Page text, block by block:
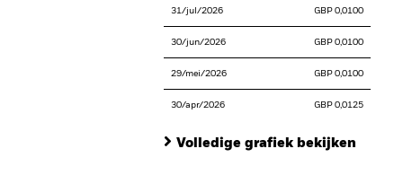
31/jul/2026 GBP 0,0100
30/jun/2026 GBP 0,0100
29/mei/2026 GBP 0,0100
30/apr/2026 GBP 0,0125
Volledige grafiek bekijken